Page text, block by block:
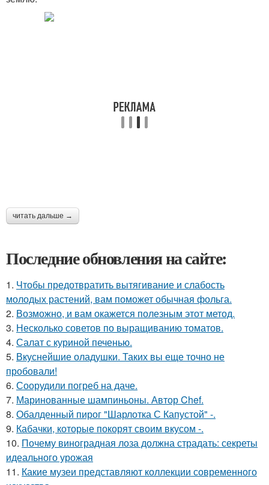
читать дальше →
Последние обновления на сайте:
1. Чтобы предотвратить вытягивание и слабость
молодых растений, вам поможет обычная фольга.
2. Возможно, и вам окажется полезным этот метод.
3. Несколько советов по выращиванию томатов.
4. Салат с куриной печенью.
5. Вкуснейшие оладушки. Таких вы еще точно не
пробовали!
6. Соорудили погреб на даче.
7. Маринованные шампиньоны. Автор Chef.
8. Обалденный пирог "Шарлотка С Капустой" -.
9. Кабачки, которые покорят своим вкусом -.
10. Почему виноградная лоза должна страдать: секреты
идеального урожая
11. Какие музеи представляют коллекции современного